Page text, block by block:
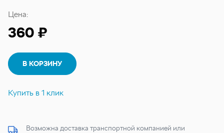
Цена:
360 ₽
В КОРЗИНУ
Купить в 1 клик
Возможна доставка транспортной компанией или